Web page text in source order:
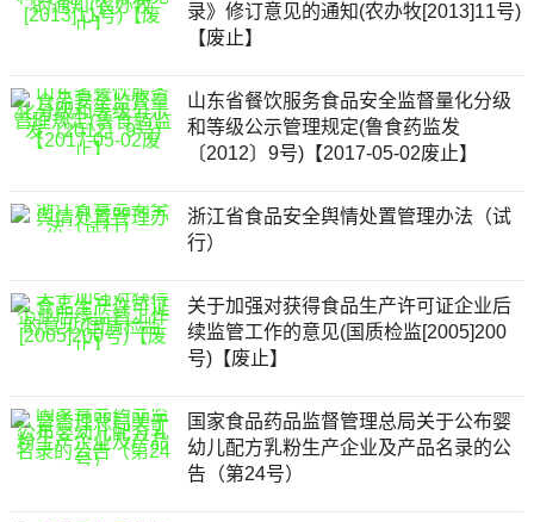
录》修订意见的通知(农办牧[2013]11号)
【废止】
山东省餐饮服务食品安全监督量化分级
和等级公示管理规定(鲁食药监发
〔2012〕9号)【2017-05-02废止】
浙江省食品安全舆情处置管理办法（试
行）
关于加强对获得食品生产许可证企业后
续监管工作的意见(国质检监[2005]200
号)【废止】
国家食品药品监督管理总局关于公布婴
幼儿配方乳粉生产企业及产品名录的公
告（第24号）